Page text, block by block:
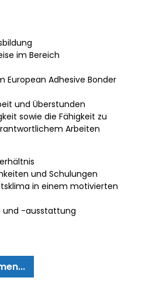
im Bereich
European Adhesive Bonder
und Überstunden
sowie die Fähigkeit zu
Arbeiten
und Schulungen
in einem motivierten
und -ausstattung